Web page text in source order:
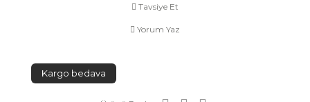
Tavsiye Et
Yorum Yaz
Kargo bedava